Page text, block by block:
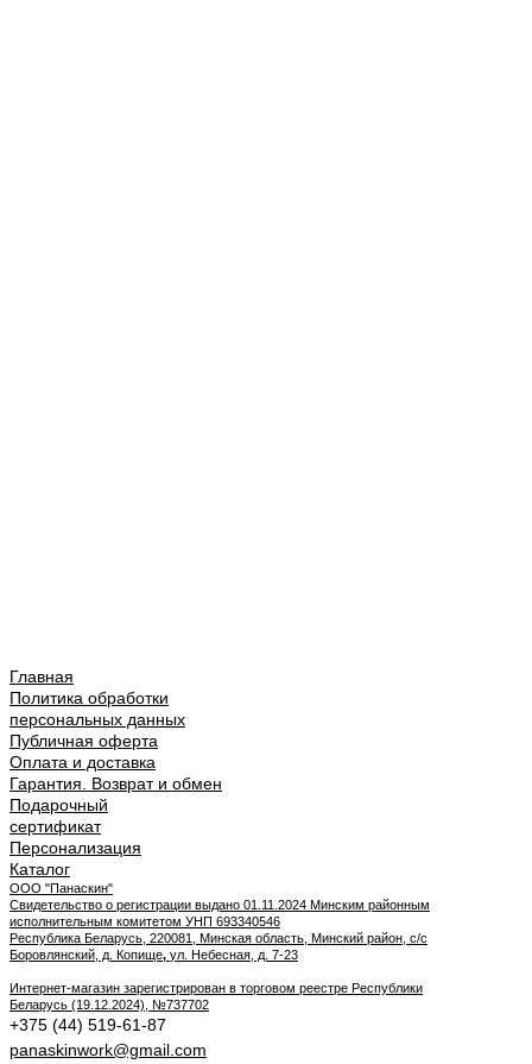
Главная
Политика обработки
персональных данных
Публичная оферта
Оплата и доставка
Гарантия. Возврат и обмен
Подарочный
сертификат
Персонализация
Каталог
ООО "Панаскин"
Свидетельство о регистрации выдано 01.11.2024 Минским районным
исполнительным комитетом УНП 693340546
Республика Беларусь, 220081, Минская область, Минский район, с/с
Боровлянский, д. Копище, ул. Небесная, д. 7-23
Интернет-магазин зарегистрирован в торговом реестре Республики
Беларусь (19.12.2024), №737702
+375 (44) 519-61-87
panaskinwork@gmail.com